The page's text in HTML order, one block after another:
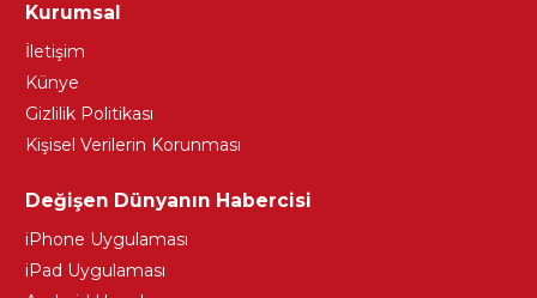
Kurumsal
İletişim
Künye
Gizlilik Politikası
Kişisel Verilerin Korunması
Değişen Dünyanın Habercisi
iPhone Uygulaması
iPad Uygulaması